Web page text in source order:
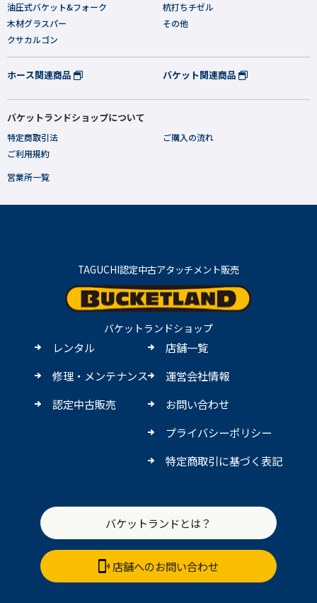
油圧式バケット&フォーク
木材グラスパー
クサカルゴン
杭打ちチゼル
その他
ホース関連商品 バケット関連商品
バケットランドショップについて
特定商取引法
ご利用規約
ご購入の流れ
営業所一覧
TAGUCHI認定中古アタッチメント販売
バケットランドショップ
レンタル
修理・メンテナンス
認定中古販売
店舗一覧
運営会社情報
お問い合わせ
プライバシーポリシー
特定商取引に基づく表記
バケットランドとは？
店舗へのお問い合わせ